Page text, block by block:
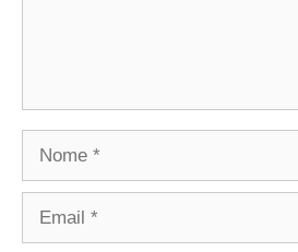
Nome
Email